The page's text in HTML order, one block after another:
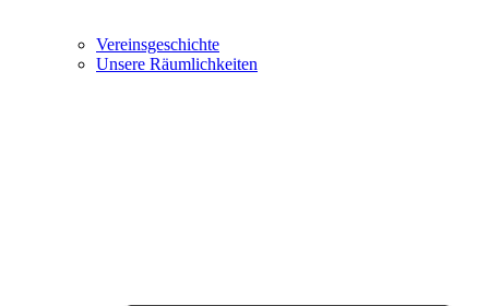
Vereinsgeschichte
Unsere Räumlichkeiten